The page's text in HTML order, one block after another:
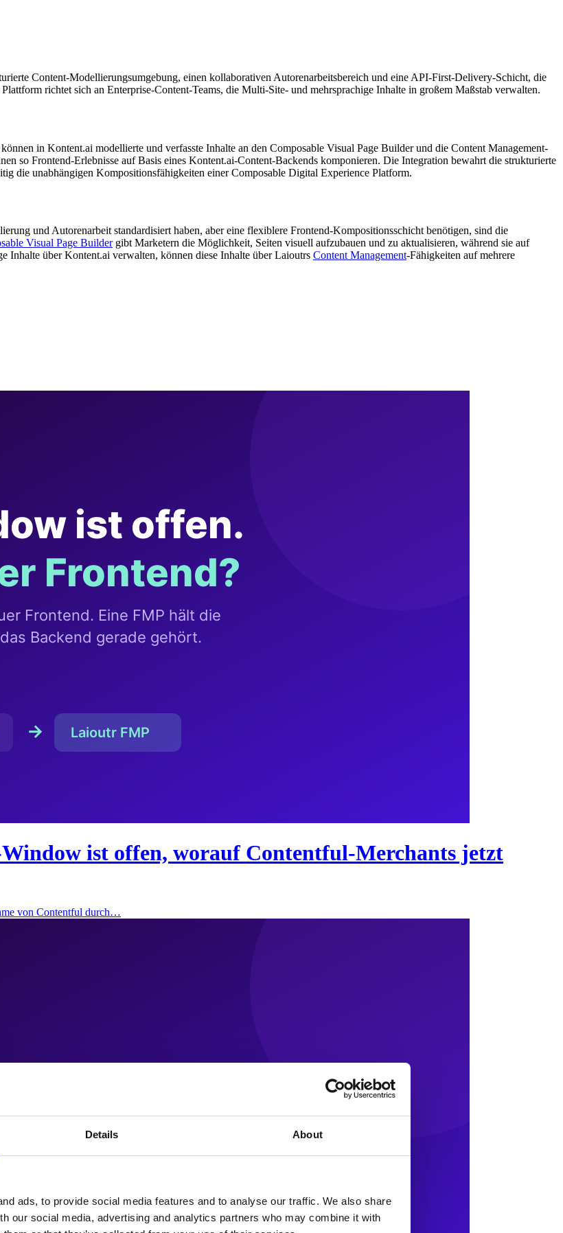
Details About
ads, to provide social media features and to analyse our traffic. We also share
our social media, advertising and analytics partners who may combine it with
Content-Modellierungsumgebung, einen kollaborativen Autorenarbeitsbereich und eine API-First-Delivery-Schicht, die
richtet sich an Enterprise-Content-Teams, die Multi-Site- und mehrsprachige Inhalte in großem Maßstab verwalten.
in Kontent.ai modellierte und verfasste Inhalte an den Composable Visual Page Builder und die Content Management-
so Frontend-Erlebnisse auf Basis eines Kontent.ai-Content-Backends komponieren. Die Integration bewahrt die strukturierte
die unabhängigen Kompositionsfähigkeiten einer Composable Digital Experience Platform.
und Autorenarbeit standardisiert haben, aber eine flexiblere Frontend-Kompositionsschicht benötigen, sind die
Visual Page Buildergibt Marketern die Möglichkeit, Seiten visuell aufzubauen und zu aktualisieren, während sie auf
Inhalte über Kontent.ai verwalten, können diese Inhalte über Laioutrs Content Management-Fähigkeiten auf mehrere
ist offen, worauf Contentful-Merchants jetzt
von Contentful durch…